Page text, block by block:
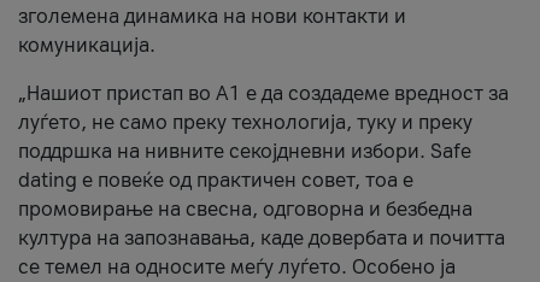
зголемена динамика на нови контакти и
комуникација.
„Нашиот пристап во А1 е да создадеме вредност за
луѓето, не само преку технологија, туку и преку
поддршка на нивните секојдневни избори. Safe
dating е повеќе од практичен совет, тоа е
промовирање на свесна, одговорна и безбедна
култура на запознавања, каде довербата и почитта
се темел на односите меѓу луѓето. Особено ја